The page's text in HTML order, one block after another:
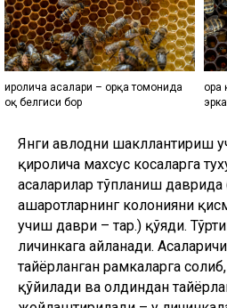
Янги авлодни шакллантириш
қиролича махсус косаларга
асаларилар тўпланиш
ҳашаротларнинг колонияни
учиш даври – таҳр.) қўяди.
личинкага айланади.
қўйилади ва олдиндан
жойлаштирилади – у
Бу орада яна бир она асалари
қиролича ҳужайраларига
учун мўлжалланган алоҳида
жойлаштиради. Тухум
қироличанинг ҳужайрадан